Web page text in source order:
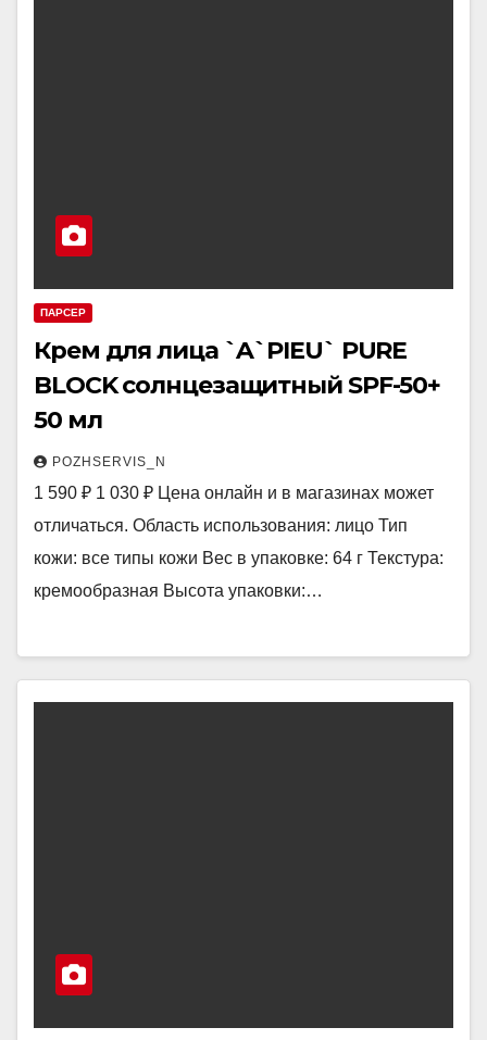
ПАРСЕР
Крем для лица `A`PIEU` PURE
BLOCK солнцезащитный SPF-50+
50 мл
POZHSERVIS_N
1 590 ₽ 1 030 ₽ Цена онлайн и в магазинах может
отличаться. Область использования: лицо Тип
кожи: все типы кожи Вес в упаковке: 64 г Текстура:
кремообразная Высота упаковки:…